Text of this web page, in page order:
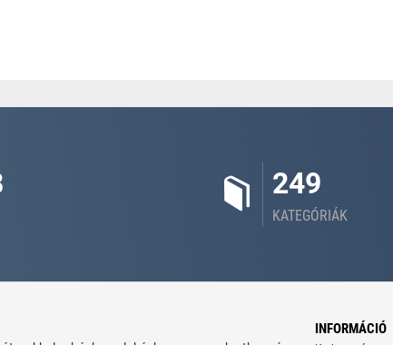
249
KATEGÓRIÁK
INFORMÁCIÓ